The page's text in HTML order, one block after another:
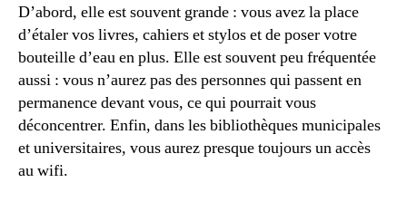
D’abord, elle est souvent grande : vous avez la place
d’étaler vos livres, cahiers et stylos et de poser votre
bouteille d’eau en plus. Elle est souvent peu fréquentée
aussi : vous n’aurez pas des personnes qui passent en
permanence devant vous, ce qui pourrait vous
déconcentrer. Enfin, dans les bibliothèques municipales
et universitaires, vous aurez presque toujours un accès
au wifi.